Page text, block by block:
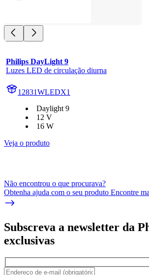
Philips DayLight 9
Luzes LED de circulação diurna
12831WLEDX1
Daylight 9
12 V
16 W
Veja o produto
Não encontrou o que procurava?
Obtenha ajuda com o seu produto Encontre
Subscreva a newsletter da
exclusivas